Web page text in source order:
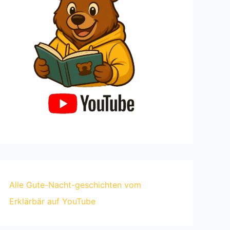
Alle Gute-Nacht-geschichten vom
Erklärbär auf YouTube